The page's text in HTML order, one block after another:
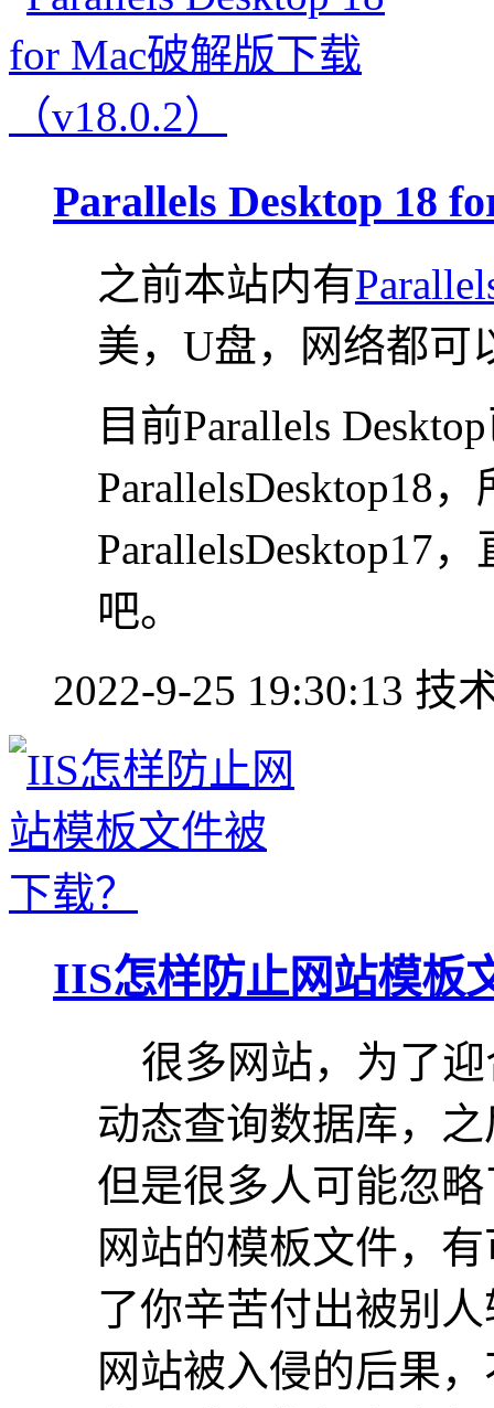
Parallels Desktop 18
之前本站内有
美，U盘，网络都可
目前Parallels
ParallelsDesktop18
ParallelsDesktop17
吧。
2022-9-25 19:30:13 技
IIS怎样防止网站模板
很多网站，为了迎
动态查询数据库，
但是很多人可能忽
网站的模板文件，
了你辛苦付出被别
网站被入侵的后果